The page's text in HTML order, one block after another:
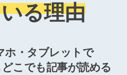
る理由
ホ・タブレットで
こでも記事が読める